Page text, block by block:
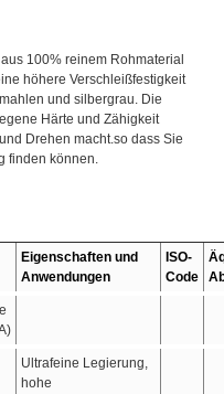
100% reinem Rohmaterial
höhere Verschleißfestigkeit
und silbergrau. Die
Härte und Zähigkeit
Drehen macht.so dass Sie
finden können.
Eigenschaften und
Anwendungen
ISO-
Code
Ultrafeine Legierung,
hohe